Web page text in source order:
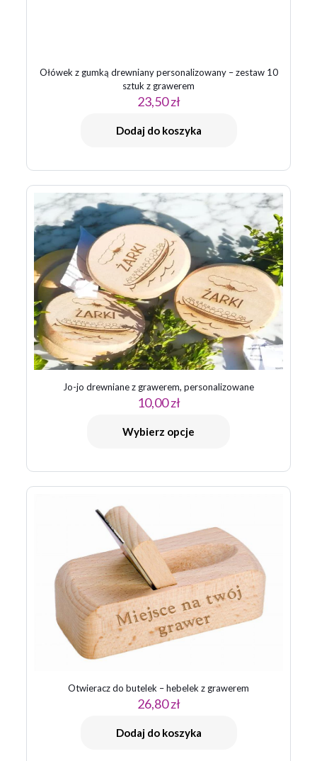
kolejnych komentarzy.
Ołówek z gumką drewniany personalizowany – zestaw 10
sztuk z grawerem
23,50zł
Dodaj do koszyka
Jo-jo drewniane z grawerem, personalizowane
10,00zł
Wybierz opcje
Otwieracz do butelek – hebelek z grawerem
26,80zł
Dodaj do koszyka